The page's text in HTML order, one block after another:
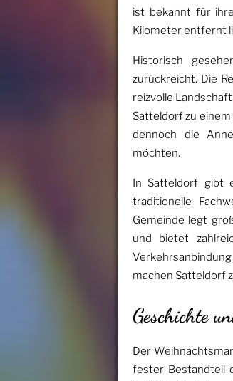
ist bekannt für
Kilometer entfernt
Historisch
zurückreicht. Die
reizvolle
Satteldorf zu
dennoch die
möchten.
In Satteldorf gibt
traditionelle
Gemeinde legt
und bietet
machen Satteldorf
Geschichte
Der
fester Bestandteil